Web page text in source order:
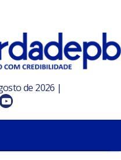
de 2026 |